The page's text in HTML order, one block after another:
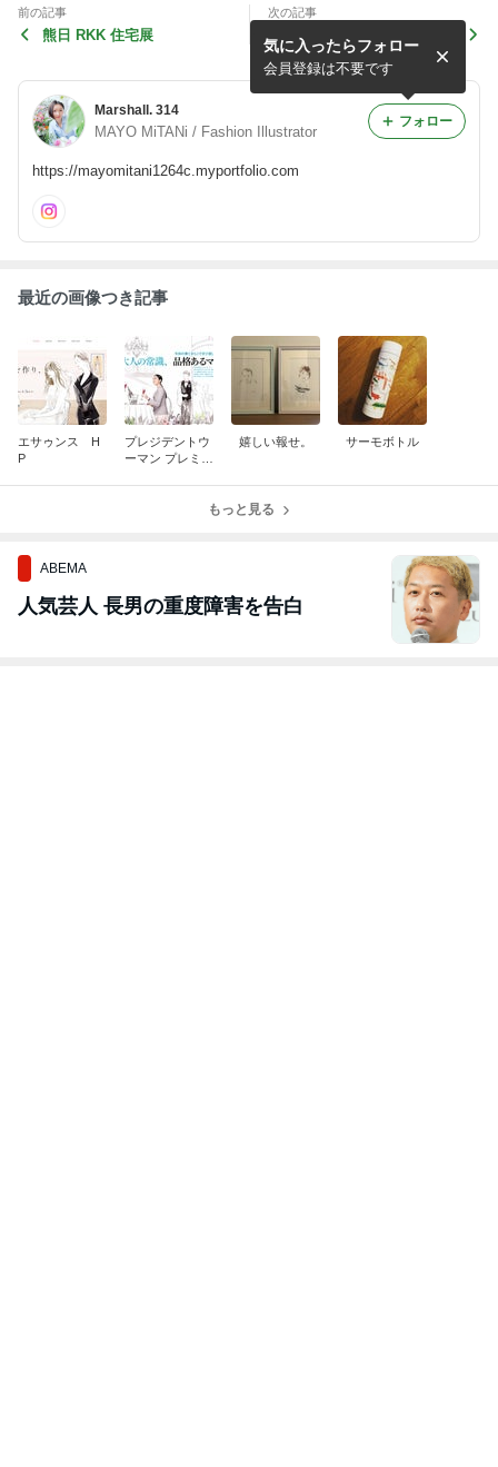
前の記事
熊日 RKK 住宅展
次の記事
Marshall. 314
MAYO MiTANi / Fashion Illustrator
https://mayomitani1264c.myportfolio.com
気に入ったらフォロー
会員登録は不要です
フォロー
最近の画像つき記事
エサゥンス H
P
プレジデントウ
ーマン プレミア
嬉しい報せ。 サーモボトル
もっと見る
ABEMA
人気芸人 長男の重度障害を告白